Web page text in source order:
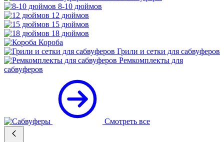
8-10 дюймов
12 дюймов
15 дюймов
18 дюймов
Короба
Грили и сетки для сабвуферов
Ремкомплекты для
сабвуферов
Смотреть все